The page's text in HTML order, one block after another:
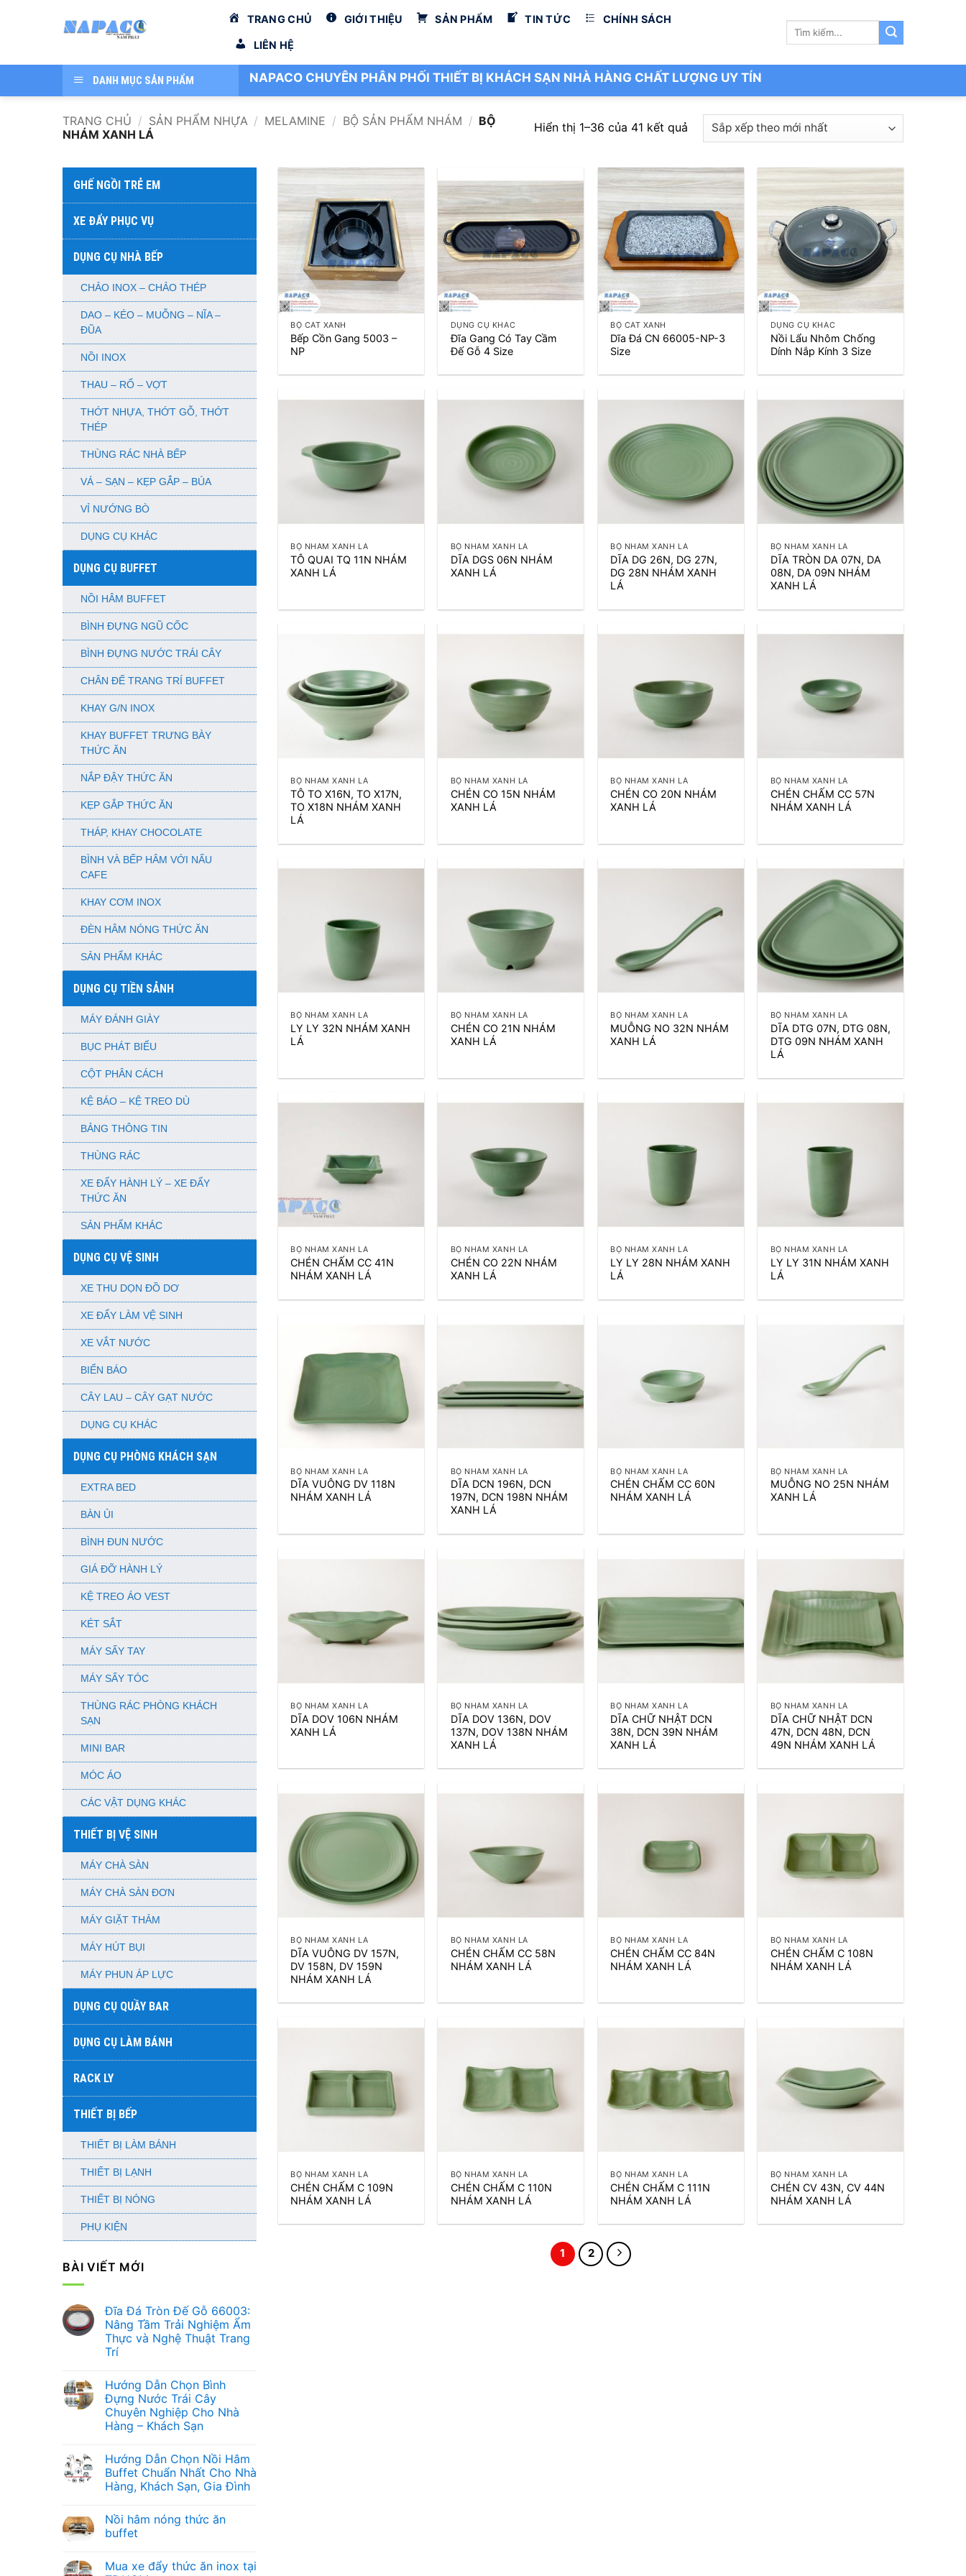
dung
TRANG CHỦ GIỚI THIỆU SẢN PHẨM TIN TỨC CHÍNH SÁCH
LIÊN HỆ
Tìm
DANH MỤC SẢN PHẨM NAPACO CHUYÊN PHÂN PHỐI THIẾT BỊ KHÁCH SẠN NHÀ HÀNG CHẤT LƯỢNG UY TÍN
TRANG CHỦ / SẢN PHẨM NHỰA / MELAMINE / BỘ SẢN PHẨM NHÁM / BỘ
NHÁM XANH LÁ
Hiển thị 1–36 của 41 kết quảĐã
sắp
theo
mới
nhất
GHẾ NGỒI TRẺ EM
XE ĐẨY PHỤC VỤ
DỤNG CỤ NHÀ BẾP
CHẢO INOX – CHẢO THÉP
DAO – KÉO – MUỖNG – NĨA –
ĐŨA
NỒI INOX
THAU – RỔ – VỢT
THỚT NHỰA, THỚT GỖ, THỚT
THÉP
THÙNG RÁC NHÀ BẾP
VÁ – SẠN – KẸP GẮP – BÚA
VỈ NƯỚNG BÒ
DỤNG CỤ KHÁC
DỤNG CỤ BUFFET
NỒI HÂM BUFFET
BÌNH ĐỰNG NGŨ CỐC
BÌNH ĐỰNG NƯỚC TRÁI CÂY
CHÂN ĐẾ TRANG TRÍ BUFFET
KHAY G/N INOX
KHAY BUFFET TRƯNG BÀY
THỨC ĂN
NẮP ĐẬY THỨC ĂN
KẸP GẮP THỨC ĂN
THÁP, KHAY CHOCOLATE
BÌNH VÀ BẾP HÂM VỚI NẤU
CAFE
KHAY CƠM INOX
ĐÈN HÂM NÓNG THỨC ĂN
SẢN PHẨM KHÁC
DỤNG CỤ TIỀN SẢNH
MÁY ĐÁNH GIÀY
BỤC PHÁT BIỂU
CỘT PHÂN CÁCH
KỆ BÁO – KỆ TREO DÙ
BẢNG THÔNG TIN
THÙNG RÁC
XE ĐẨY HÀNH LÝ – XE ĐẨY
THỨC ĂN
SẢN PHẨM KHÁC
DỤNG CỤ VỆ SINH
XE THU DỌN ĐỒ DƠ
XE ĐẨY LÀM VỆ SINH
XE VẮT NƯỚC
BIỂN BÁO
CÂY LAU – CÂY GẠT NƯỚC
DỤNG CỤ KHÁC
DỤNG CỤ PHÒNG KHÁCH SẠN
EXTRA BED
BÀN ỦI
BÌNH ĐUN NƯỚC
GIÁ ĐỠ HÀNH LÝ
KỆ TREO ÁO VEST
KÉT SẮT
MÁY SẤY TAY
MÁY SẤY TÓC
THÙNG RÁC PHÒNG KHÁCH
SẠN
MINI BAR
MÓC ÁO
CÁC VẬT DỤNG KHÁC
THIẾT BỊ VỆ SINH
MÁY CHÀ SÀN
MÁY CHÀ SÀN ĐƠN
MÁY GIẶT THẢM
MÁY HÚT BỤI
MÁY PHUN ÁP LỰC
DỤNG CỤ QUẦY BAR
DỤNG CỤ LÀM BÁNH
RACK LY
THIẾT BỊ BẾP
THIẾT BỊ LÀM BÁNH
THIẾT BỊ LẠNH
THIẾT BỊ NÓNG
PHỤ KIỆN
BÀI VIẾT MỚI
Đĩa Đá Tròn Đế Gỗ 66003:
Nâng Tầm Trải Nghiệm Ẩm
Thực và Nghệ Thuật Trang
Trí
bình
luận
ở
Đĩa
Đá
Tròn
66003:
Nâng
Tầm
Trải
Thực
và
Nghệ
Trí
Hướng Dẫn Chọn Bình
Đựng Nước Trái Cây
Chuyên Nghiệp Cho Nhà
Hàng – Khách Sạn
bình
luận
ở
Hướng
Bình
Đựng
Nước
Chuyên
Nghiệp
Hướng Dẫn Chọn Nồi Hâm
Buffet Chuẩn Nhất Cho Nhà
Hàng, Khách Sạn, Gia Đình
bình
luận
ở
Chọn
Nồi hâm nóng thức ăn
buffet
bình
Mua xe đẩy thức ăn inox tại
+
BỘ CÁT XANH
Bếp Cồn Gang 5003 –
NP
+
DỤNG CỤ KHÁC
Đĩa Gang Có Tay Cầm
Đế Gỗ 4 Size
+
BỘ CÁT XANH
Dĩa Đá CN 66005-NP-3
Size
+
DỤNG CỤ KHÁC
Nồi Lẩu Nhôm Chống
Dính Nắp Kính 3 Size
BỘ NHÁM XANH LÁ
TÔ QUAI TQ 11N NHÁM
XANH LÁ
BỘ NHÁM XANH LÁ
DĨA DGS 06N NHÁM
XANH LÁ
BỘ NHÁM XANH LÁ
DĨA DG 26N, DG 27N,
DG 28N NHÁM XANH
LÁ
BỘ NHÁM XANH LÁ
DĨA TRÒN DA 07N, DA
08N, DA 09N NHÁM
XANH LÁ
BỘ NHÁM XANH LÁ
TÔ TO X16N, TO X17N,
TO X18N NHÁM XANH
LÁ
BỘ NHÁM XANH LÁ
CHÉN CO 15N NHÁM
XANH LÁ
BỘ NHÁM XANH LÁ
CHÉN CO 20N NHÁM
XANH LÁ
BỘ NHÁM XANH LÁ
CHÉN CHẤM CC 57N
NHÁM XANH LÁ
BỘ NHÁM XANH LÁ
LY LY 32N NHÁM XANH
LÁ
BỘ NHÁM XANH LÁ
CHÉN CO 21N NHÁM
XANH LÁ
BỘ NHÁM XANH LÁ
MUỖNG NO 32N NHÁM
XANH LÁ
BỘ NHÁM XANH LÁ
DĨA DTG 07N, DTG 08N,
DTG 09N NHÁM XANH
LÁ
BỘ NHÁM XANH LÁ
CHÉN CHẤM CC 41N
NHÁM XANH LÁ
BỘ NHÁM XANH LÁ
CHÉN CO 22N NHÁM
XANH LÁ
BỘ NHÁM XANH LÁ
LY LY 28N NHÁM XANH
LÁ
BỘ NHÁM XANH LÁ
LY LY 31N NHÁM XANH
LÁ
BỘ NHÁM XANH LÁ
DĨA VUÔNG DV 118N
NHÁM XANH LÁ
BỘ NHÁM XANH LÁ
DĨA DCN 196N, DCN
197N, DCN 198N NHÁM
XANH LÁ
BỘ NHÁM XANH LÁ
CHÉN CHẤM CC 60N
NHÁM XANH LÁ
BỘ NHÁM XANH LÁ
MUỖNG NO 25N NHÁM
XANH LÁ
BỘ NHÁM XANH LÁ
DĨA DOV 106N NHÁM
XANH LÁ
BỘ NHÁM XANH LÁ
DĨA DOV 136N, DOV
137N, DOV 138N NHÁM
XANH LÁ
BỘ NHÁM XANH LÁ
DĨA CHỮ NHẬT DCN
38N, DCN 39N NHÁM
XANH LÁ
BỘ NHÁM XANH LÁ
DĨA CHỮ NHẬT DCN
47N, DCN 48N, DCN
49N NHÁM XANH LÁ
BỘ NHÁM XANH LÁ
DĨA VUÔNG DV 157N,
DV 158N, DV 159N
NHÁM XANH LÁ
BỘ NHÁM XANH LÁ
CHÉN CHẤM CC 58N
NHÁM XANH LÁ
BỘ NHÁM XANH LÁ
CHÉN CHẤM CC 84N
NHÁM XANH LÁ
BỘ NHÁM XANH LÁ
CHÉN CHẤM C 108N
NHÁM XANH LÁ
BỘ NHÁM XANH LÁ
CHÉN CHẤM C 109N
NHÁM XANH LÁ
BỘ NHÁM XANH LÁ
CHÉN CHẤM C 110N
NHÁM XANH LÁ
BỘ NHÁM XANH LÁ
CHÉN CHẤM C 111N
NHÁM XANH LÁ
BỘ NHÁM XANH LÁ
CHÉN CV 43N, CV 44N
NHÁM XANH LÁ
1 2